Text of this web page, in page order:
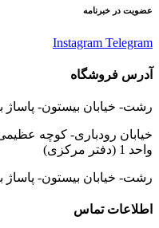
عضویت در خبرنامه
Instagram Telegram
آدرس فروشگاه
رشت- خیابان بیستون-
واحد 1 (دفتر مرکزی)
رشت- خیابان بیستون- پاساژ بزرگمهر-
اطلاعات تماس